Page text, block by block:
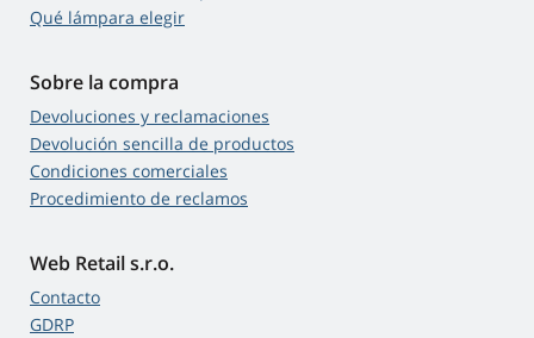
Qué lámpara elegir
Sobre la compra
Devoluciones y reclamaciones
Devolución sencilla de productos
Condiciones comerciales
Procedimiento de reclamos
Web Retail s.r.o.
Contacto
GDRP